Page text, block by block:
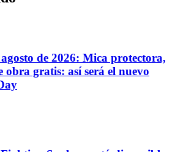
de 2026: Mica protectora,
obra gratis: así será el nuevo